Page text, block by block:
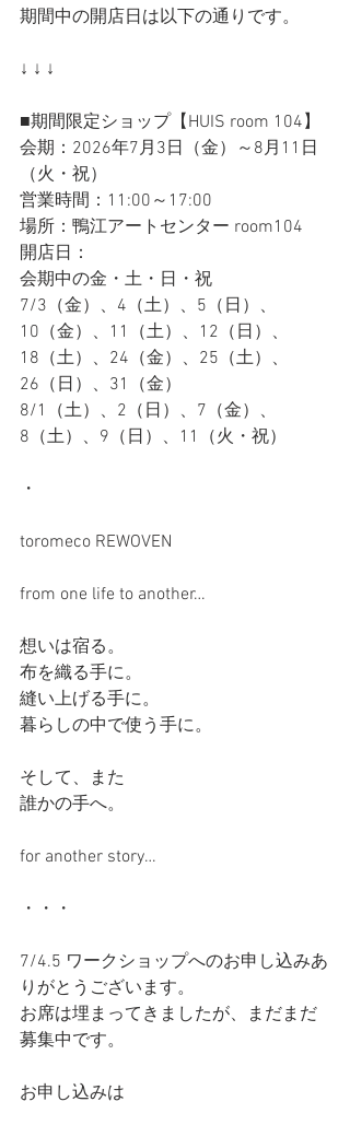
期間中の開店日は以下の通りです。
↓ ↓ ↓
■期間限定ショップ【HUIS room 104】
会期：2026年7月3日（金）～8月11日
（火・祝）
営業時間：11:00～17:00
場所：鴨江アートセンター room104
開店日：
会期中の金・土・日・祝
7/3（金）、4（土）、5（日）、
10（金）、11（土）、12（日）、
18（土）、24（金）、25（土）、
26（日）、31（金）
8/1（土）、2（日）、7（金）、
8（土）、9（日）、11（火・祝）
・
toromeco REWOVEN
from one life to another…
想いは宿る。
布を織る手に。
縫い上げる手に。
暮らしの中で使う手に。
そして、また
誰かの手へ。
for another story…
・・・
7/4.5 ワークショップへのお申し込みあ
りがとうございます。
お席は埋まってきましたが、まだまだ
募集中です。
お申し込みは